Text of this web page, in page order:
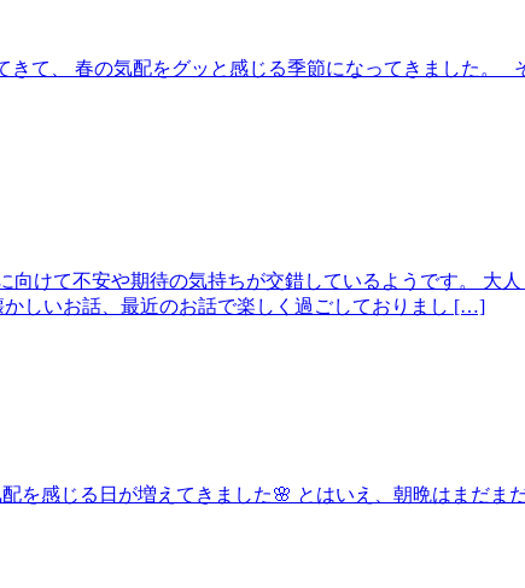
て、 春の気配をグッと感じる季節になってきました。
けて不安や期待の気持ちが交錯しているようです。 大
しいお話、最近のお話で楽しく過ごしておりまし […]
感じる日が増えてきました🌸 とはいえ、朝晩はまだま